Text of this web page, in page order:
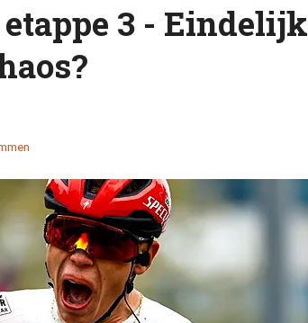
3 - Eindelijk